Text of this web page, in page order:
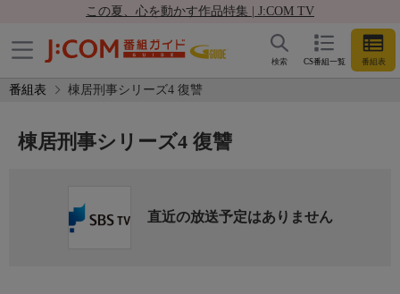
この夏、心を動かす作品特集 | J:COM TV
CS番組一覧 番組表
検索
番組表 棟居刑事シリーズ4 復讐
棟居刑事シリーズ4 復讐
直近の放送予定はありません